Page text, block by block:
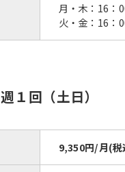
月・木：16：
火・金：16：
１回（土日）
9,350円/月(税
version of
translated
not be an
the service.